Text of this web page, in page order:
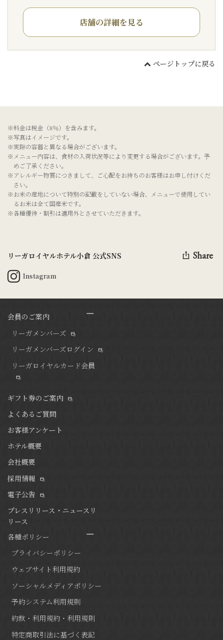
店舗の詳細を見る
ページトップに戻る
※料金は税金（8％）を含みます。
※写真はイメージです。
※実際の容器と異なる場合がございます。
※メニュー内容は、食材の入荷状況等により変更する場合がございます。予
めご了承ください。
※アレルギー物質につきまして、ご心配をお持ちのお客様はお申し付けくだ
さい。
※お米の産地について特別の記載をしていない場合、メニューで使用してい
るお米は全て国産米です。
※各種優待・割引は適用外とさせていただきます。
リーガロイヤルホテル小倉 公式SNS
Instagram
Share
会員のご案内
リーガメンバーズ
リーガメンバーズログイン
リーガロイヤルカード会員
ギフト券のご案内
よくあるご質問
お客様アンケート
ホテル概要
会社概要
採用情報
電子公告
プレスリリース・ニュースリ
リース
各種ポリシー
プライバシーポリシー
ウェブサイト利用規約
ソーシャルメディアポリシー
予約システム利用規則
約款・利用規約・利用規則
特定商取引法に基づく表記